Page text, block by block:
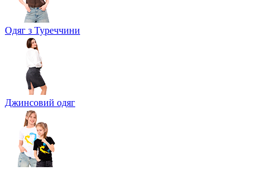
Одяг з Туреччини
Джинсовий одяг